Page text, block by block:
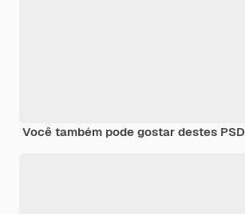
Você também pode gostar destes PSD